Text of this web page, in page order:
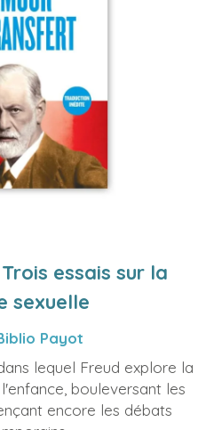
essais sur la
sexuelle
Payot
lequel Freud explore la
bouleversant les
encore les débats